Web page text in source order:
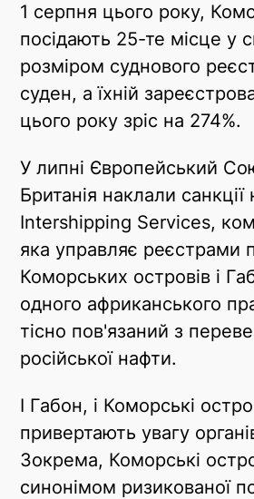
1 серпня цього року,
посідають 25-те місце у
розміром суднового
суден, а їхній
цього року зріс на 274%.
У липні Європейський
Британія наклали санкції
Intershipping Services,
яка управляє реєстрами
Коморських островів і
одного африканського
тісно пов'язаний з
російської нафти.
І Габон, і Коморські
привертають увагу
Зокрема, Коморські
синонімом ризикованої